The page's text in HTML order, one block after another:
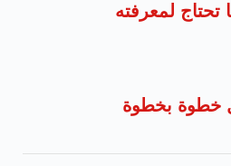
لمعرفته
خطوة بخطوة